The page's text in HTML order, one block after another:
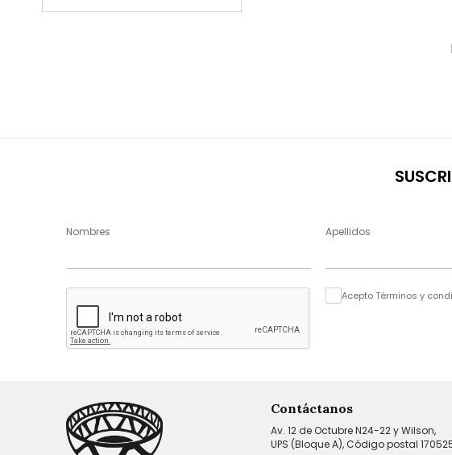
Nombres Apellidos
Acepto Términos y
Contáctanos
Av. 12 de Octubre N24-22 y Wilson,
UPS (Bloque A), Código postal